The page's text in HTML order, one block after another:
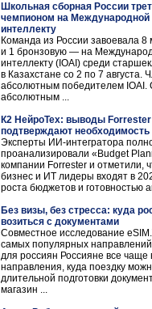
Школьная сборная России
чемпионом на Международной
интеллекту
Команда из России завоевала
и 1 бронзовую — на
интеллекту (IOAI) среди
в Казахстане со 2 по 7 августа.
абсолютным победителем IOAI.
абсолютным ...
К2 НейроТех: выводы
подтверждают
Эксперты ИИ-интегратора
проанализировали «Budget
компании Forrester и отметили,
бизнес и ИТ лидеры входят в
роста бюджетов и готовностью
Без визы, без стресса: куда
возиться с документами
Совместное исследование
самых популярных
для россиян Россияне все
направления, куда поездку
длительной подготовки
магазин ...